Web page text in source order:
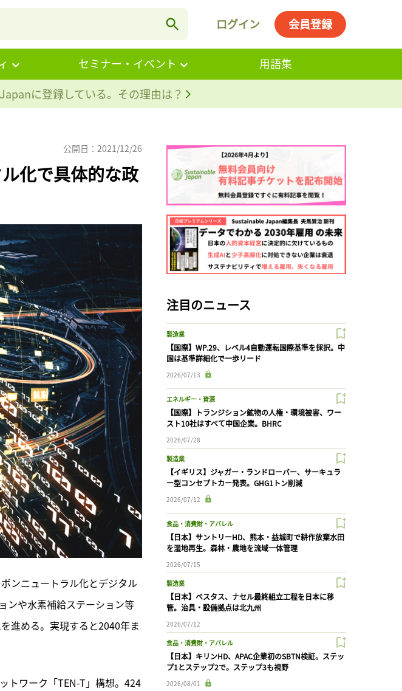
ログイン 会員登録
セミナー・イベント
用語集
に登録している。その理由は？
公開日：2021/12/26
化で具体的な政
ンニュートラル化とデジタル
ンや水素補給ステーション等
進める。実現すると2040年ま
トワーク「TEN-T」構想。424
注目のニュース
製造業
【国際】WP.29、レベル4自動運転国際基準を採択。中
国は基準詳細化で一歩リード
2026/07/13
エネルギー・資源
【国際】トランジション鉱物の人権・環境被害、ワー
スト10社はすべて中国企業。BHRC
2026/07/28
製造業
【イギリス】ジャガー・ランドローバー、サーキュラ
ー型コンセプトカー発表。GHG1トン削減
2026/07/12
食品・消費財・アパレル
【日本】サントリーHD、熊本・益城町で耕作放棄水田
を湿地再生。森林・農地を流域一体管理
2026/07/15
製造業
【日本】ベスタス、ナセル最終組立工程を日本に移
管。治具・設備拠点は北九州
2026/07/12
食品・消費財・アパレル
【日本】キリンHD、APAC企業初のSBTN検証。ステッ
プ1とステップ2で。ステップ3も視野
2026/08/01